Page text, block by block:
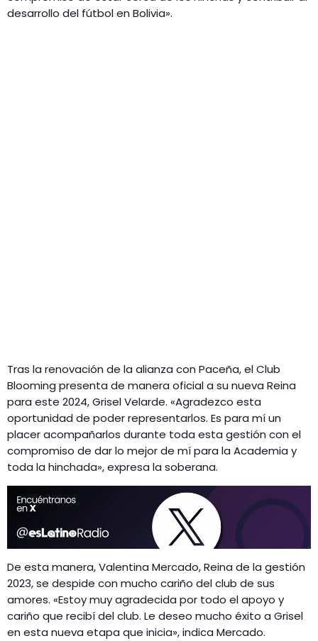
desarrollo del fútbol en Bolivia».
Tras la renovación de la alianza con Paceña, el Club
Blooming presenta de manera oficial a su nueva Reina
para este 2024, Grisel Velarde. «Agradezco esta
oportunidad de poder representarlos. Es para mí un
placer acompañarlos durante toda esta gestión con el
compromiso de dar lo mejor de mí para la Academia y
toda la hinchada», expresa la soberana.
De esta manera, Valentina Mercado, Reina de la gestión
2023, se despide con mucho cariño del club de sus
amores. «Estoy muy agradecida por todo el apoyo y
cariño que recibí del club. Le deseo mucho éxito a Grisel
en esta nueva etapa que inicia», indica Mercado.